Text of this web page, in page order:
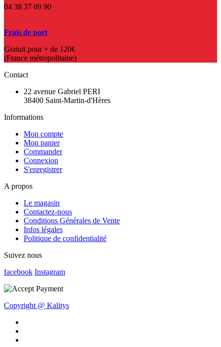
04 38 37 09 90
Frais de port
Gratuit pour + de 120€
(France métropolitaine)
Contact
22 avenue Gabriel PERI
38400 Saint-Martin-d'Hères
Informations
Mon compte
Mon panier
Commander
Connexion
S'enregistrer
A propos
Le magasin
Contactez-nous
Conditions Générales de Vente
Infos légales
Politique de confidentialité
Suivez nous
facebook Instagram
Copyright @ Kalitys